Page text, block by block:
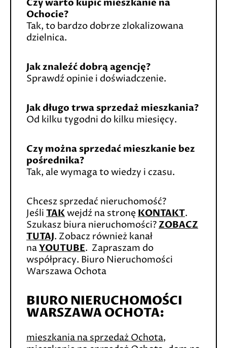
Czy warto kupić mieszkanie na
Ochocie?
Tak, to bardzo dobrze zlokalizowana
dzielnica.
Jak znaleźć dobrą agencję?
Sprawdź opinie i doświadczenie.
Jak długo trwa sprzedaż mieszkania?
Od kilku tygodni do kilku miesięcy.
Czy można sprzedać mieszkanie bez
pośrednika?
Tak, ale wymaga to wiedzy i czasu.
Chcesz sprzedać nieruchomość?
Jeśli TAKwejdź na stronęKONTAKT.
Szukasz biura nieruchomości?ZOBACZ
TUTAJ. Zobacz również kanał
naYOUTUBE. Zapraszam do
współpracy. Biuro Nieruchomości
Warszawa Ochota
BIURO NIERUCHOMOŚCI
WARSZAWA OCHOTA:
mieszkania na sprzedaż Ochota,